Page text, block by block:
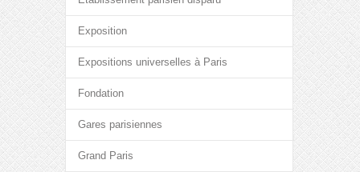
Exposition
Expositions universelles à Paris
Fondation
Gares parisiennes
Grand Paris